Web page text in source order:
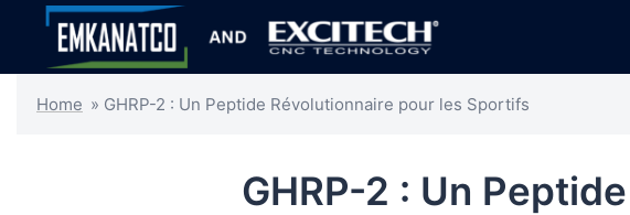
Home » GHRP-2 : Un Peptide Révolutionnaire pour les Sportifs
GHRP-2 : Un